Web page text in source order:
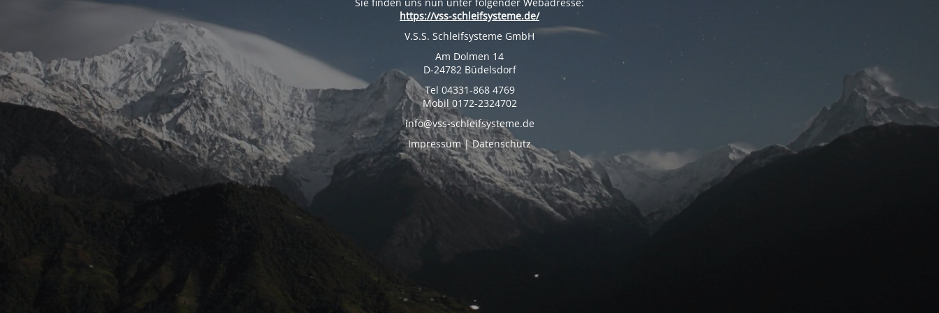
https://vss-schleifsysteme.de/
V.S.S. Schleifsysteme GmbH
Am Dolmen 14
D-24782 Büdelsdorf
Tel 04331-868 4769
Mobil 0172-2324702
info@vss-schleifsysteme.de
Impressum | Datenschutz